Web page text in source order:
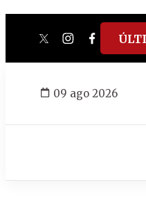
twitterinstagram
facebook
09 ago 2026